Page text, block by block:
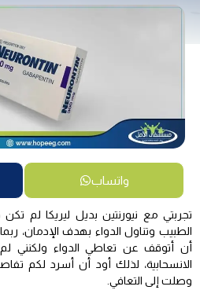
واتساب
تجربتي مع نيورنتين بديل ليريكا لم
الطبيب وتناول الدواء بهدف الإدمان،
أن أتوقف عن تعاطي الدواء ولكنني
الانسحابية، لذلك أود أن أسرد لكم
وصلت إلى التعافي.